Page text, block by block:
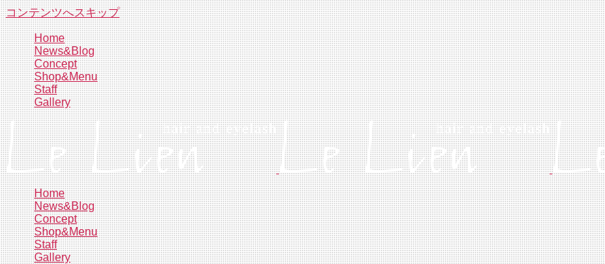
コンテンツへスキップ
Home
News&Blog
Concept
Shop&Menu
Staff
Gallery
Home
News&Blog
Concept
Shop&Menu
Staff
Gallery